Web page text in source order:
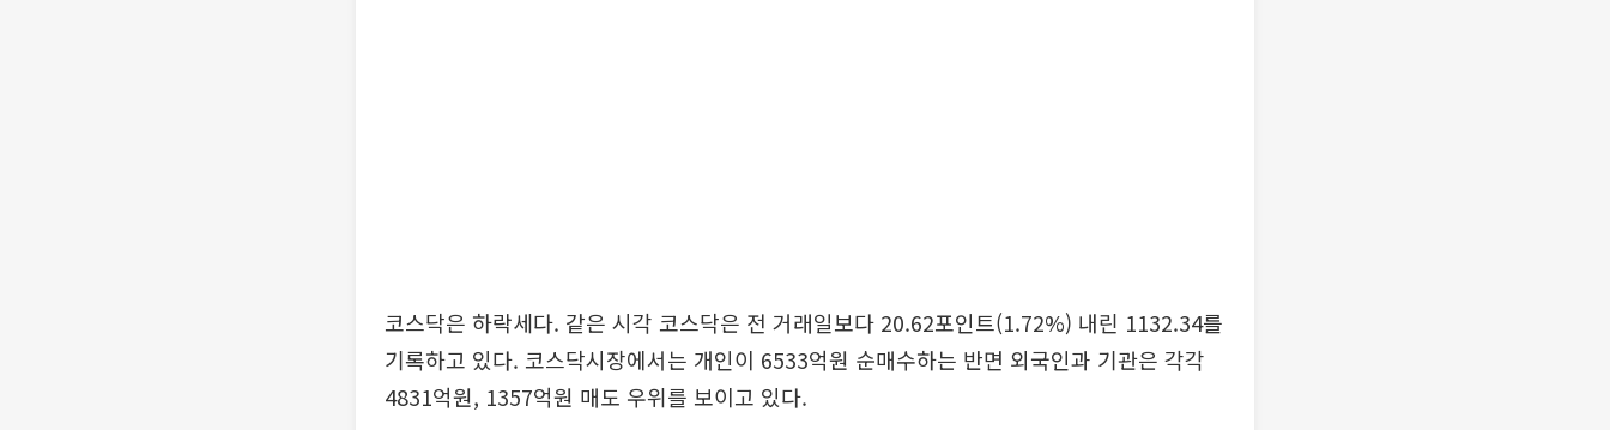
코스닥은 하락세다. 같은 시각 코스닥은 전 거래일보다 20.62포인트(1.72%) 내린 1132.34를
기록하고 있다. 코스닥시장에서는 개인이 6533억원 순매수하는 반면 외국인과 기관은 각각
4831억원, 1357억원 매도 우위를 보이고 있다.